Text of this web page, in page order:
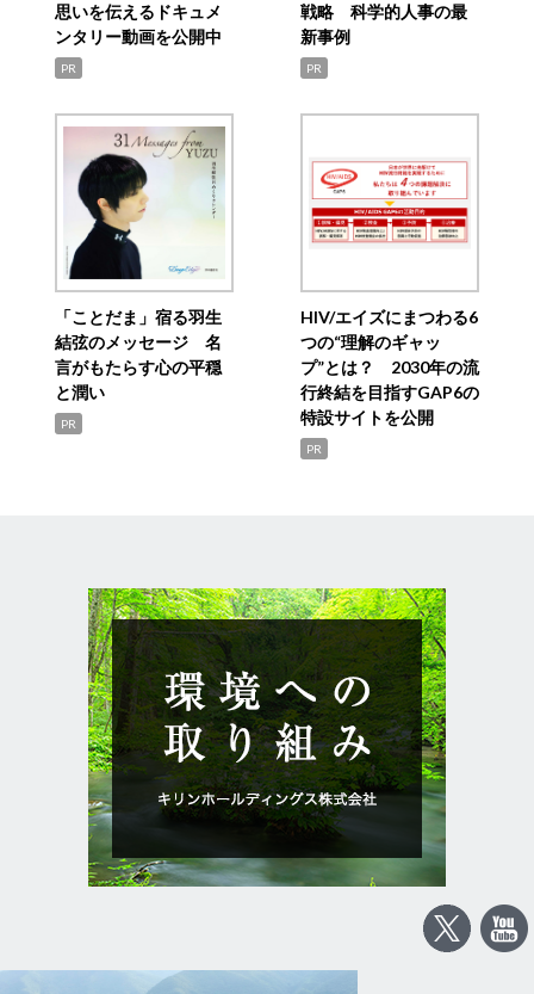
思いを伝えるドキュメ
ンタリー動画を公開中
PR
戦略 科学的人事の最
新事例
PR
「ことだま」宿る羽生
結弦のメッセージ 名
言がもたらす心の平穏
と潤い
PR
HIV/エイズにまつわる6
つの“理解のギャッ
プ”とは？ 2030年の流
行終結を目指すGAP6の
特設サイトを公開
PR